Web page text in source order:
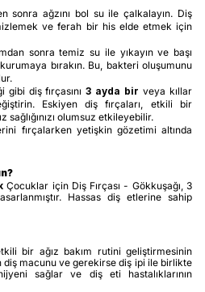
sonra ağzını bol su ile çalkalayın. Diş
ve ferah bir his elde etmek için
sonra temiz su ile yıkayın ve başı
bırakın. Bu, bakteri oluşumunu
gibi diş fırçasını3 ayda bir veya kıllar
Eskiyen diş fırçaları, etkili bir
sağlığınızı olumsuz etkileyebilir.
fırçalarken yetişkin gözetimi altında
Çocuklar için Diş Fırçası - Gökkuşağı, 3
Hassas diş etlerine sahip
bir ağız bakım rutini geliştirmesinin
diş macunu ve gerekirse diş ipi ile birlikte
sağlar ve diş eti hastalıklarının